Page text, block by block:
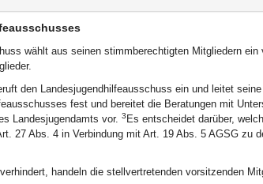
wählt aus seinen stimmberechtigten Mitgliedern
den Landesjugendhilfeausschuss ein und leitet
fest und bereitet die Beratungen mit
Landesjugendamts vor. 3 Es entscheidet darüber,
27 Abs. 4 in Verbindung mit Art. 19 Abs. 5 AGSG zu
handeln die stellvertretenden vorsitzenden